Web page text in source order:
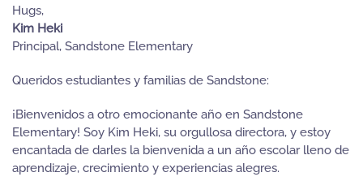
Hugs,
Kim Heki
Principal, Sandstone Elementary
Queridos estudiantes y familias de Sandstone:
¡Bienvenidos a otro emocionante año en Sandstone
Elementary! Soy Kim Heki, su orgullosa directora, y estoy
encantada de darles la bienvenida a un año escolar lleno de
aprendizaje, crecimiento y experiencias alegres.